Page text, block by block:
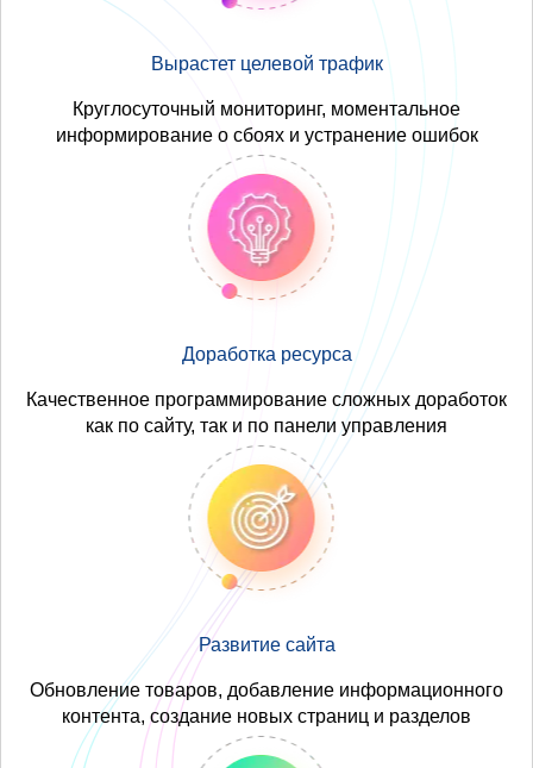
Вырастет целевой трафик
Круглосуточный мониторинг, моментальное
информирование о сбоях и устранение ошибок
Доработка ресурса
Качественное программирование сложных доработок
как по сайту, так и по панели управления
Развитие сайта
Обновление товаров, добавление информационного
контента, создание новых страниц и разделов